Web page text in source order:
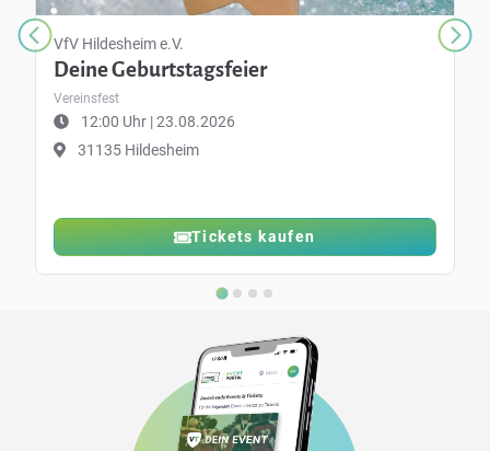
VfV Hildesheim e.V.
Deine Geburtstagsfeier
Vereinsfest
12:00 Uhr | 23.08.2026
31135 Hildesheim
Tickets kaufen